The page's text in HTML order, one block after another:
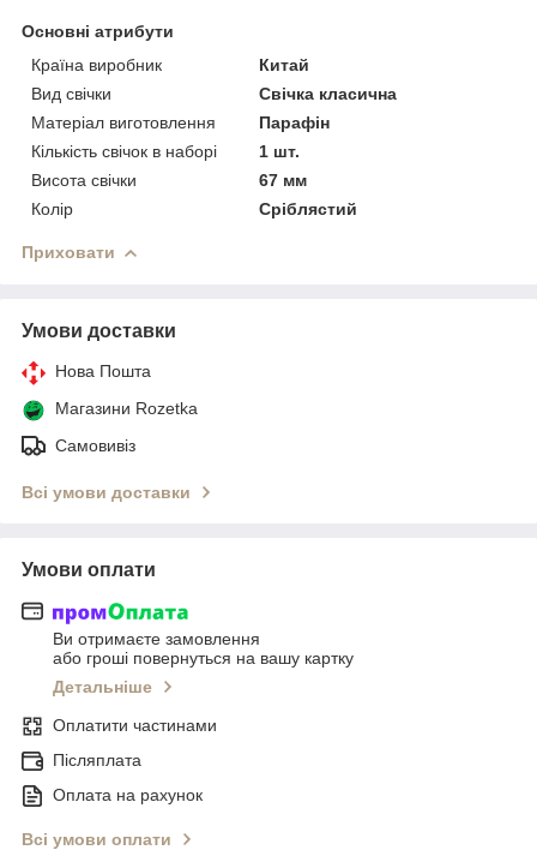
Основні атрибути
Країна виробник
Китай
Вид свічки
Свічка класична
Матеріал виготовлення
Парафін
Кількість свічок в наборі
1 шт.
Висота свічки
67 мм
Колір
Сріблястий
Приховати
Умови доставки
Нова Пошта
Магазини Rozetka
Самовивіз
Всі умови доставки
Умови оплати
Ви отримаєте замовлення
або гроші повернуться на вашу картку
Детальніше
Оплатити частинами
Післяплата
Оплата на рахунок
Всі умови оплати